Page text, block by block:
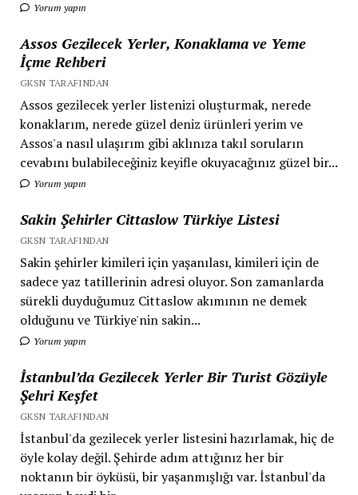
Yorum yapın
Assos Gezilecek Yerler, Konaklama ve Yeme
İçme Rehberi
GKSN TARAFINDAN
Assos gezilecek yerler listenizi oluşturmak, nerede
konaklarım, nerede güzel deniz ürünleri yerim ve
Assos'a nasıl ulaşırım gibi aklınıza takıl soruların
cevabını bulabileceğiniz keyifle okuyacağınız güzel bir...
Yorum yapın
Sakin Şehirler Cittaslow Türkiye Listesi
GKSN TARAFINDAN
Sakin şehirler kimileri için yaşanılası, kimileri için de
sadece yaz tatillerinin adresi oluyor. Son zamanlarda
sürekli duyduğumuz Cittaslow akımının ne demek
olduğunu ve Türkiye'nin sakin...
Yorum yapın
İstanbul’da Gezilecek Yerler Bir Turist Gözüyle
Şehri Keşfet
GKSN TARAFINDAN
İstanbul'da gezilecek yerler listesini hazırlamak, hiç de
öyle kolay değil. Şehirde adım attığınız her bir
noktanın bir öyküsü, bir yaşanmışlığı var. İstanbul'da